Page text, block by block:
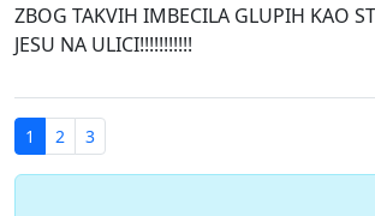
ZBOG TAKVIH IMBECILA GLUPIH KAO
JESU NA ULICI!!!!!!!!!!!
1 2 3